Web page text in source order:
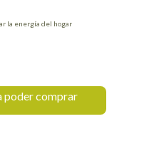
la energía del hogar
poder comprar